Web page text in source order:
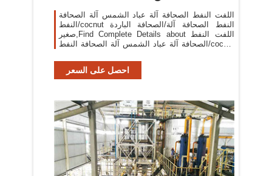
اللفت النفط الصحافة آلة عباد الشمس آلة الصحافة
النفط/cocnut النفط الصحافة آلة/الصحافة الباردة
صغير,Find Complete Details about اللفت النفط
الصحافة آلة عباد الشمس آلة الصحافة النفط/cocnut
احصل على السعر